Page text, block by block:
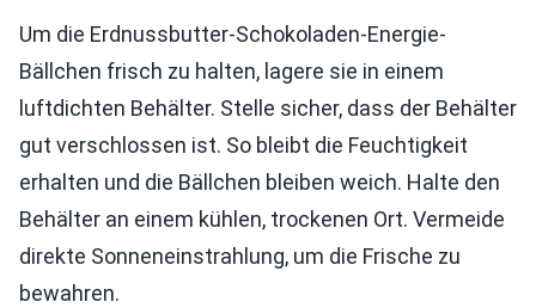
Um die Erdnussbutter-Schokoladen-Energie-
Bällchen frisch zu halten, lagere sie in einem
luftdichten Behälter. Stelle sicher, dass der Behälter
gut verschlossen ist. So bleibt die Feuchtigkeit
erhalten und die Bällchen bleiben weich. Halte den
Behälter an einem kühlen, trockenen Ort. Vermeide
direkte Sonneneinstrahlung, um die Frische zu
bewahren.